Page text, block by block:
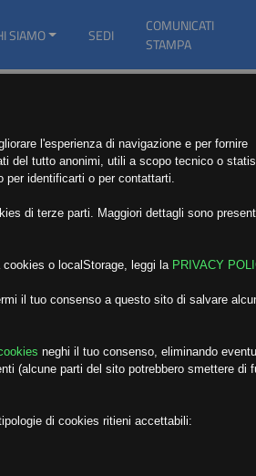
SIAMO SEDI
COMUNICATI
STAMPA
l'esperienza di navigazione e per fornire
del tutto anonimi, utili a scopo tecnico o
per identificarti o per contattarti.
di terze parti. Maggiori dettagli sono
o localStorage, leggi la PRIVACY
il tuo consenso a questo sito di salvare
neghi il tuo consenso, eliminando
(alcune parti del sito potrebbero smettere di
di cookies ritieni accettabili: